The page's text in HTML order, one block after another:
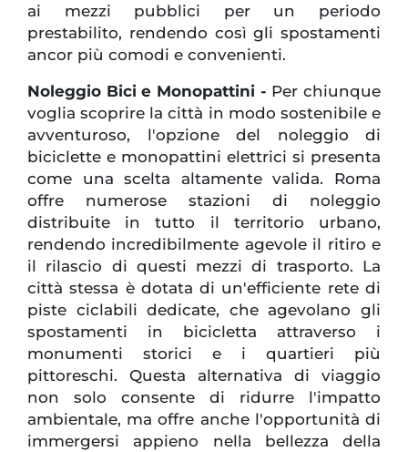
ai mezzi pubblici per un periodo
prestabilito, rendendo così gli spostamenti
ancor più comodi e convenienti.
Noleggio Bici e Monopattini - Per chiunque
voglia scoprire la città in modo sostenibile e
avventuroso, l'opzione del noleggio di
biciclette e monopattini elettrici si presenta
come una scelta altamente valida. Roma
offre numerose stazioni di noleggio
distribuite in tutto il territorio urbano,
rendendo incredibilmente agevole il ritiro e
il rilascio di questi mezzi di trasporto. La
città stessa è dotata di un'efficiente rete di
piste ciclabili dedicate, che agevolano gli
spostamenti in bicicletta attraverso i
monumenti storici e i quartieri più
pittoreschi. Questa alternativa di viaggio
non solo consente di ridurre l'impatto
ambientale, ma offre anche l'opportunità di
immergersi appieno nella bellezza della